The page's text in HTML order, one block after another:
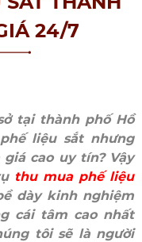
24/7
tại thành phố Hồ
liệu sắt nhưng
cao uy tín? Vậy
thu mua phế liệu
dày kinh nghiệm
cái tâm cao nhất
tôi sẽ là người